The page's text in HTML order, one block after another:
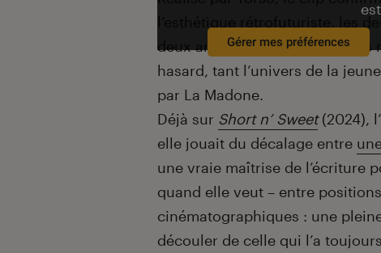
Gérer mes préférences
deux anciennes connaissances
hasard, tant l’univers de la
par La Madone.
Déjà sur Short n’ Sweet(2024),
elle jouait du décalage entre
une vraie maîtrise de l’écriture
quand elle veut – entre
cinématographiques : une
découler de celle qui l’a